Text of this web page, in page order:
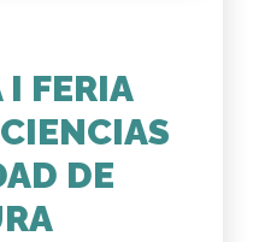
I FERIA
DE